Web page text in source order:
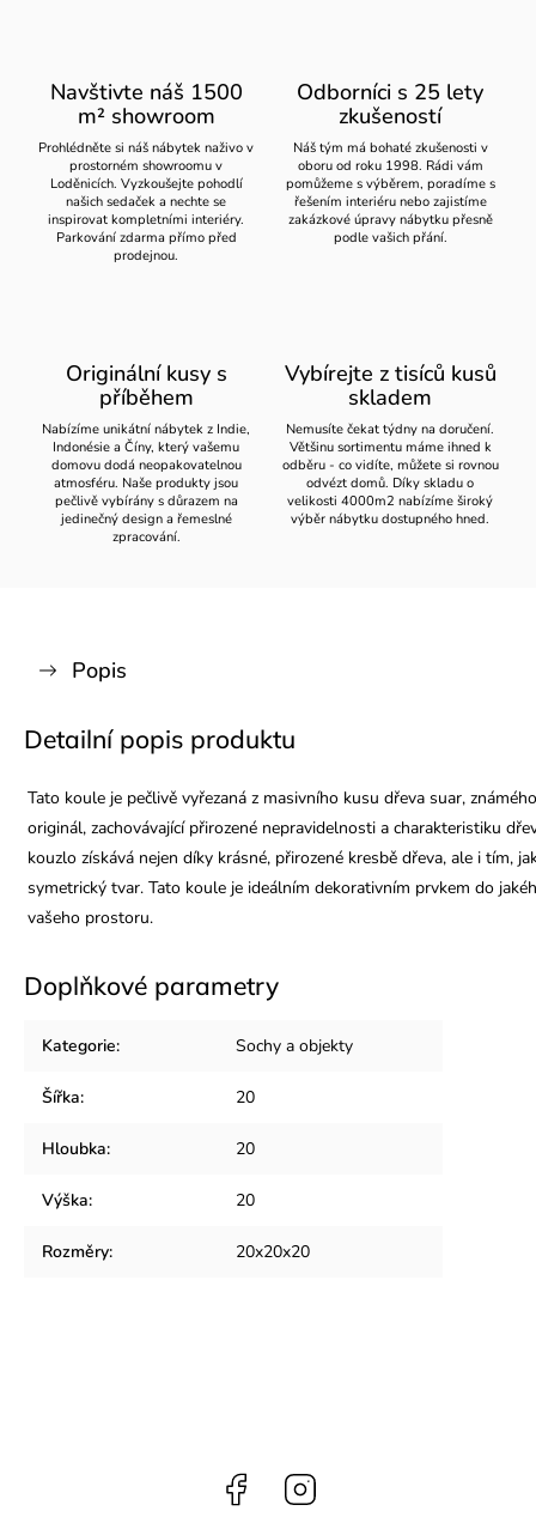
Navštivte náš 1500
m² showroom
Prohlédněte si náš nábytek naživo v
prostorném showroomu v
Loděnicích. Vyzkoušejte pohodlí
našich sedaček a nechte se
inspirovat kompletními interiéry.
Parkování zdarma přímo před
prodejnou.
Odborníci s 25 lety
zkušeností
Náš tým má bohaté zkušenosti v
oboru od roku 1998. Rádi vám
pomůžeme s výběrem, poradíme s
řešením interiéru nebo zajistíme
zakázkové úpravy nábytku přesně
podle vašich přání.
Originální kusy s
příběhem
Nabízíme unikátní nábytek z Indie,
Indonésie a Číny, který vašemu
domovu dodá neopakovatelnou
atmosféru. Naše produkty jsou
pečlivě vybírány s důrazem na
jedinečný design a řemeslné
zpracování.
Vybírejte z tisíců kusů
skladem
Nemusíte čekat týdny na doručení.
Většinu sortimentu máme ihned k
odběru - co vidíte, můžete si rovnou
odvézt domů. Díky skladu o
velikosti 4000m2 nabízíme široký
výběr nábytku dostupného hned.
Popis
Detailní popis produktu
Tato koule je pečlivě vyřezaná z masivního kusu dřeva suar,
originál, zachovávající přirozené nepravidelnosti a charakteristiku
kouzlo získává nejen díky krásné, přirozené kresbě dřeva, ale i tím,
symetrický tvar. Tato koule je ideálním dekorativním prvkem do
vašeho prostoru.
Doplňkové parametry
Kategorie: Sochy a objekty
Šířka: 20
Hloubka: 20
Výška: 20
Rozměry: 20x20x20
Facebook